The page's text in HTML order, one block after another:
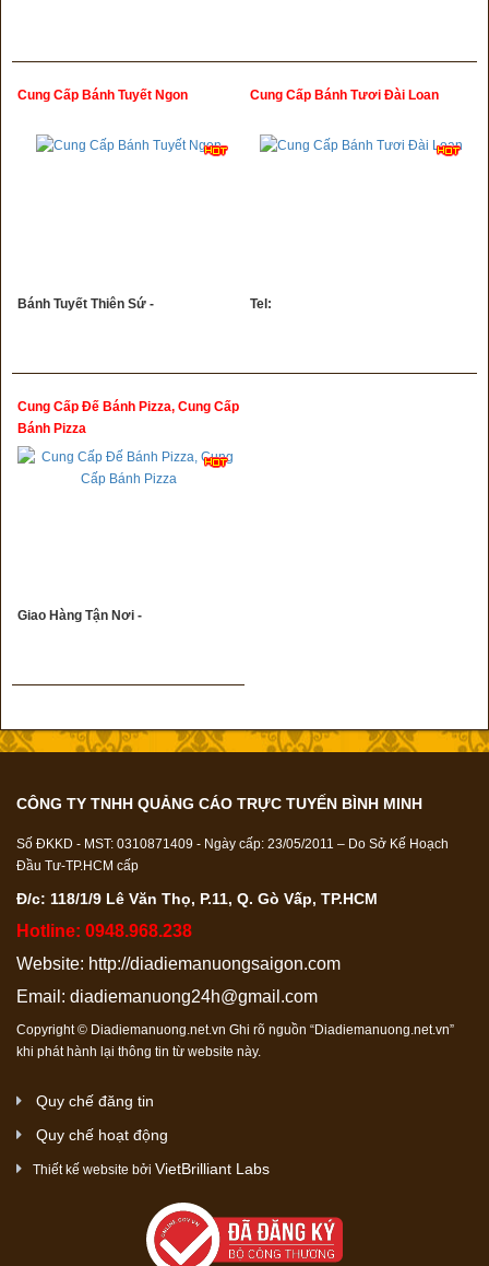
Cung Cấp Bánh Tuyết Ngon
Bánh Tuyết Thiên Sứ -
Cung Cấp Bánh Tươi Đài Loan
Tel:
Cung Cấp Đế Bánh Pizza, Cung Cấp
Bánh Pizza
Giao Hàng Tận Nơi -
CÔNG TY TNHH QUẢNG CÁO TRỰC TUYẾN BÌNH MINH
Số ĐKKD - MST: 0310871409 - Ngày cấp: 23/05/2011 – Do Sở Kế Hoạch
Đầu Tư-TP.HCM cấp
Đ/c: 118/1/9 Lê Văn Thọ, P.11, Q. Gò Vấp, TP.HCM
Hotline: 0948.968.238
Website: http://diadiemanuongsaigon.com
Email: diadiemanuong24h@gmail.com
Copyright © Diadiemanuong.net.vn Ghi rõ nguồn “Diadiemanuong.net.vn”
khi phát hành lại thông tin từ website này.
Quy chế đăng tin
Quy chế hoạt động
Thiết kế website bởi VietBrilliant Labs